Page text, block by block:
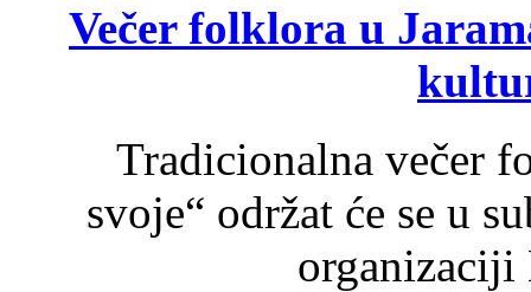
Večer folklora u
Tradicionalna večer
svoje“ održat će se u
organizaciji